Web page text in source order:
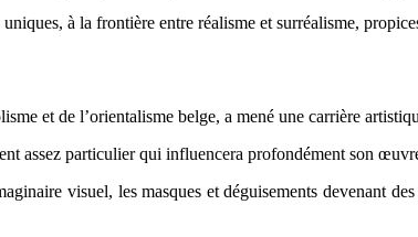
à la frontière entre réalisme et surréalisme,
et de l’orientalisme belge, a mené une carrière
assez particulier qui influencera profondément son
visuel, les masques et déguisements devenant